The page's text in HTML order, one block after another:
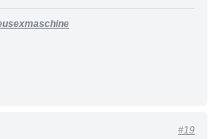
#19